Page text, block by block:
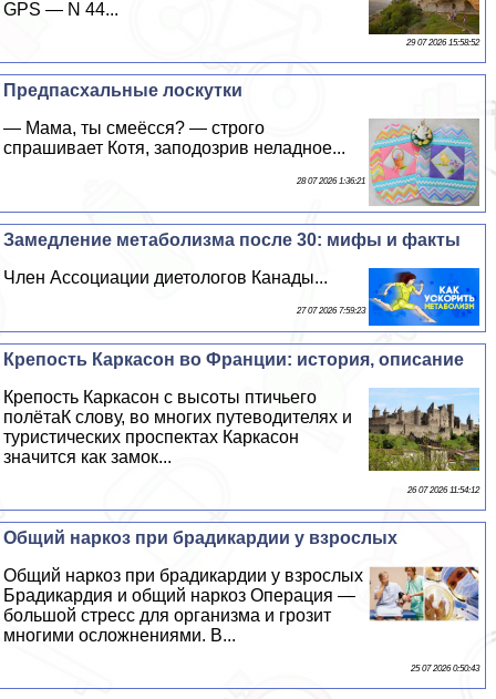
GPS — N 44...
29 07 2026 15:58:52
Предпасхальные лоскутки
— Мама, ты смеёсся? — строго
спрашивает Котя, заподозрив неладное...
28 07 2026 1:36:21
Замедление метаболизма после 30: мифы и факты
Члeн Ассоциации диетологов Канады...
27 07 2026 7:59:23
Крепость Каркасон во Франции: история, описание
Крепость Каркасон с высоты птичьего
полётаК слову, во многих путеводителях и
туристических проспектах Каркасон
значится как замок...
26 07 2026 11:54:12
Общий наркоз при брадикардии у взрослых
Общий наркоз при брадикардии у взрослых
Брадикардия и общий наркоз Операция —
большой стресс для организма и грозит
многими осложнениями. В...
25 07 2026 0:50:43